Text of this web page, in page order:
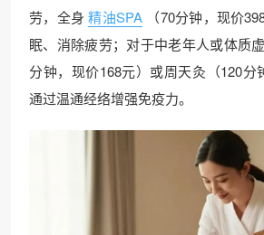
劳，全身 精油SPA
（70分钟，现价
眠、消除疲劳；对于中老年人或体质
分钟，现价168元）或周天灸（120分
通过温通经络增强免疫力。